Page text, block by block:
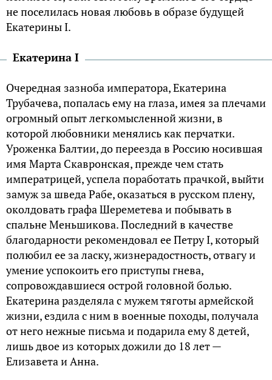
не поселилась новая любовь в образе будущей
Екатерины I.
Екатерина I
Очередная зазноба императора, Екатерина
Трубачева, попалась ему на глаза, имея за плечами
огромный опыт легкомысленной жизни, в
которой любовники менялись как перчатки.
Уроженка Балтии, до переезда в Россию носившая
имя Марта Скавронская, прежде чем стать
императрицей, успела поработать прачкой, выйти
замуж за шведа Рабе, оказаться в русском плену,
околдовать графа Шереметева и побывать в
спальне Меньшикова. Последний в качестве
благодарности рекомендовал ее Петру I, который
полюбил ее за ласку, жизнерадостность, отвагу и
умение успокоить его приступы гнева,
сопровождавшиеся острой головной болью.
Екатерина разделяла с мужем тяготы армейской
жизни, ездила с ним в военные походы, получала
от него нежные письма и подарила ему 8 детей,
лишь двое из которых дожили до 18 лет —
Елизавета и Анна.